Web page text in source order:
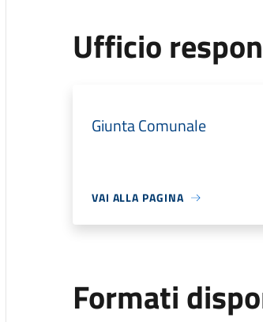
Ufficio
Giunta Comunale
VAI ALLA PAGINA
Formati